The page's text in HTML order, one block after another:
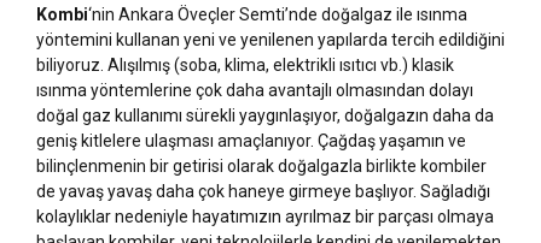
Kombi‘nin Ankara Öveçler Semti’nde doğalgaz ile ısınma
yöntemini kullanan yeni ve yenilenen yapılarda tercih edildiğini
biliyoruz. Alışılmış (soba, klima, elektrikli ısıtıcı vb.) klasik
ısınma yöntemlerine çok daha avantajlı olmasından dolayı
doğal gaz kullanımı sürekli yaygınlaşıyor, doğalgazın daha da
geniş kitlelere ulaşması amaçlanıyor. Çağdaş yaşamın ve
bilinçlenmenin bir getirisi olarak doğalgazla birlikte kombiler
de yavaş yavaş daha çok haneye girmeye başlıyor. Sağladığı
kolaylıklar nedeniyle hayatımızın ayrılmaz bir parçası olmaya